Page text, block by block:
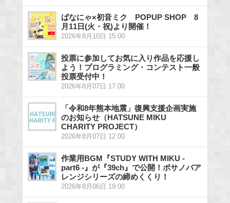
ばなにゃ×初音ミク POPUP SHOP 8
月11日(火・祝)より開催！
2026年8月10日 15:00
投票に参加してお気に入り作品を応援し
よう！プログラミング・コンテスト一般
投票受付中！
2026年8月07日 17:00
「令和8年熊本地震」復興支援企画実施
のお知らせ（HATSUNE MIKU
CHARITY PROJECT）
2026年8月07日 12:00
作業用BGM『STUDY WITH MIKU -
part6 -』が『39ch』で公開！ボサノバア
レンジシリーズの締めくくり！
2026年8月06日 19:00